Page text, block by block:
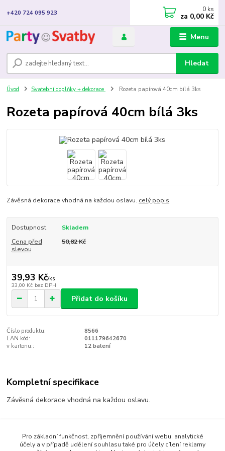
Menu
Hledat
+420 724 095 923 0 ks
za 0,00 Kč
Úvod Svatební doplňky + dekorace Rozeta papírová 40cm bílá 3ks
Rozeta papírová 40cm bílá 3ks
Závěsná dekorace vhodná na každou oslavu. celý popis
Dostupnost
Skladem
Cena před
slevou
50,82 Kč
39,93 Kč/ks
33,00 Kč bez DPH
Přidat do košíku
Číslo produktu:
8566
EAN kód:
011179642670
v kartonu::
12 balení
Kompletní specifikace
Závěsná dekorace vhodná na každou oslavu.
Zboží zařazeno v kategoriích
Pro základní funkčnost, zpříjemnění používání webu, analytické
účely a v případě udělení souhlasu také pro účely cílení reklamy